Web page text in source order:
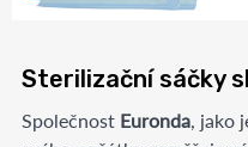
Sterilizační sáčky
Společnost Euronda, jako